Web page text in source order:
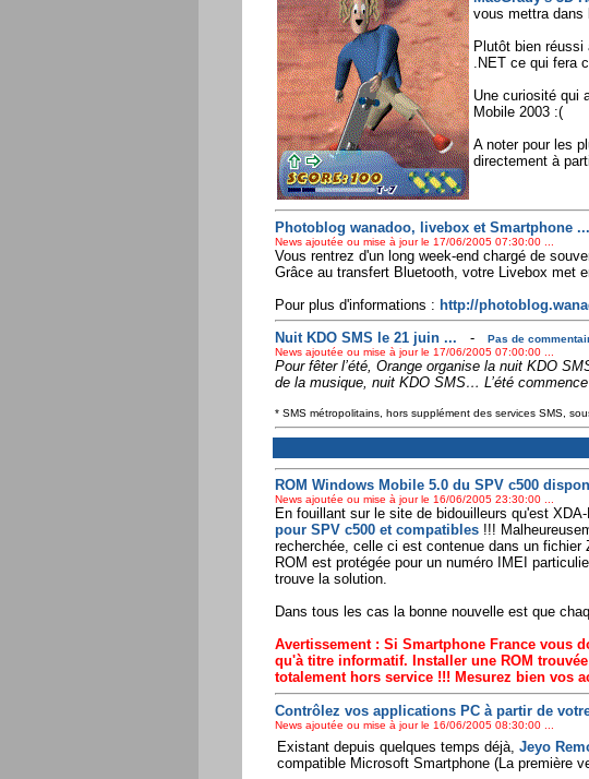
vous mettra dans
Plutôt bien
.NET ce qui fera
Une curiosité qui
Mobile 2003 :(
A noter pour les
directement à
Photoblog wanadoo, livebox et Smartphone ...
News ajoutée ou mise à jour le 17/06/2005 07:30:00 ...
Vous rentrez d'un long week-end chargé de
Grâce au transfert Bluetooth, votre Livebox met
Pour plus d'informations : http://
Nuit KDO SMS le 21 juin ... -
Pas de
News ajoutée ou mise à jour le 17/06/2005 07:00:00 ...
Pour fêter l’été, Orange organise la nuit KDO
de la musique, nuit KDO SMS… L’été
* SMS métropolitains, hors supplément des services SMS,
ROM Windows Mobile 5.0 du SPV c500
News ajoutée ou mise à jour le 16/06/2005 23:30:00 ...
En fouillant sur le site de bidouilleurs qu'est
pour SPV c500 et compatibles!!!
recherchée, celle ci est contenue dans un
ROM est protégée pour un numéro IMEI
trouve la solution.
Dans tous les cas la bonne nouvelle est que
Avertissement : Si Smartphone France vous
qu'à titre informatif. Installer une ROM
totalement hors service !!! Mesurez bien vos
Contrôlez vos applications PC à partir de
News ajoutée ou mise à jour le 16/06/2005 08:30:00 ...
Existant depuis quelques temps déjà, Jeyo
compatible Microsoft Smartphone (La première